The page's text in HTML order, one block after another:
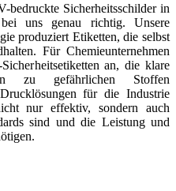
bedruckte Sicherheitsschilder in
uns genau richtig. Unsere
produziert Etiketten, die selbst
Für Chemieunternehmen
an, die klare
zu gefährlichen Stoffen
für die Industrie
nur effektiv, sondern auch
sind und die Leistung und